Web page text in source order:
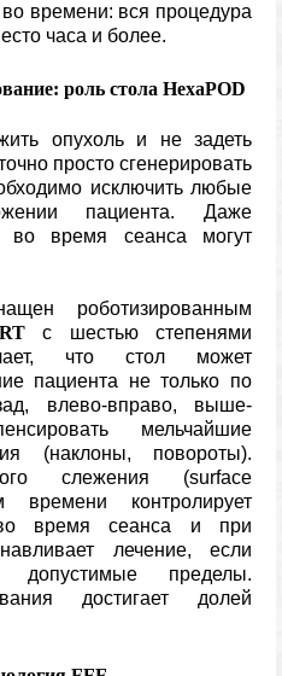
времени: вся процедура
часа и более.
роль стола HexaPOD
опухоль и не задеть
просто сгенерировать
исключить любые
пациента. Даже
во время сеанса могут
роботизированным
с шестью степенями
что стол может
пациента не только по
влево-вправо, выше-
мельчайшие
(наклоны, повороты).
слежения (surface
контролирует
время сеанса и при
лечение, если
допустимые пределы.
достигает долей